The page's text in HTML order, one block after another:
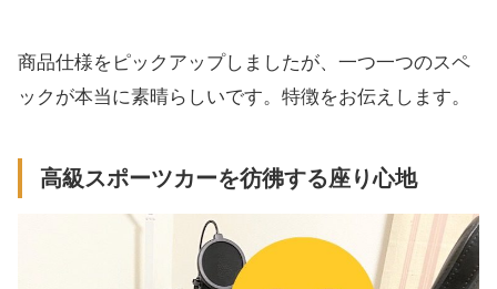
商品仕様をピックアップしましたが、一つ一つのスペ
ックが本当に素晴らしいです。特徴をお伝えします。
高級スポーツカーを彷彿する座り心地